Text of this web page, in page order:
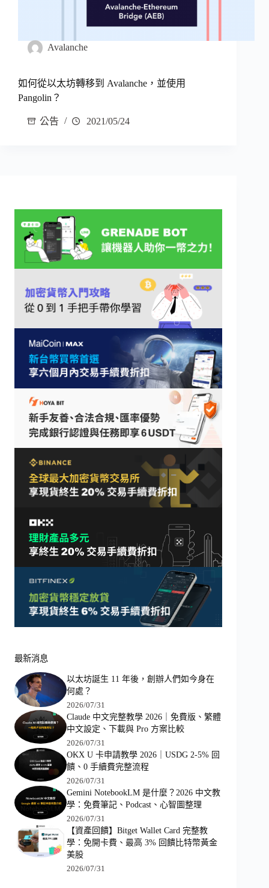
Avalanche
如何從以太坊轉移到 Avalanche，並使用
Pangolin？
公告 2021/05/24
最新消息
以太坊誕生 11 年後，創辦人們如今身在
何處？
2026/07/31
Claude 中文完整教學 2026｜免費版、繁體
中文設定、下載與 Pro 方案比較
2026/07/31
OKX U 卡申請教學 2026｜USDG 2-5% 回
饋、0 手續費完整流程
2026/07/31
Gemini NotebookLM 是什麼？2026 中文教
學：免費筆記、Podcast、心智圖整理
2026/07/31
【資產回饋】Bitget Wallet Card 完整教
學：免開卡費、最高 3% 回饋比特幣黃金
美股
2026/07/31